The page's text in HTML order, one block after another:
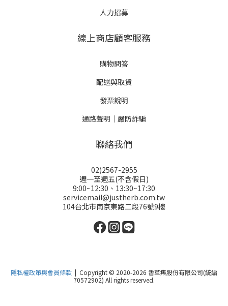
人力招募
線上商店顧客服務
購物問答
配送與取貨
發票說明
通路聲明｜嚴防詐騙
聯絡我們
02)2567-2955
週一至週五(不含假日)
9:00~12:30、13:30~17:30
servicemail@justherb.com.tw
104台北市南京東路二段76號9樓
隱私權政策與會員條款 | Copyright © 2020-2026 香草集股份有限公司(統編
70572902) All rights reserved.